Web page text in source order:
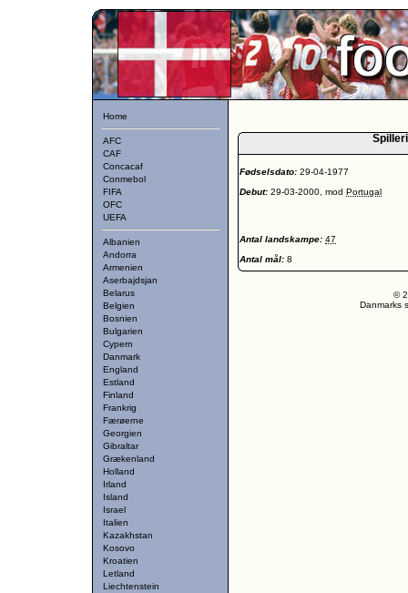
Home
AFC
CAF
Concacaf
Conmebol
FIFA
OFC
UEFA
Albanien
Andorra
Armenien
Aserbajdsjan
Belarus
Belgien
Bosnien
Bulgarien
Cypern
Danmark
England
Estland
Finland
Frankrig
Færøerne
Georgien
Gibraltar
Grækenland
Holland
Irland
Island
Israel
Italien
Kazakhstan
Kosovo
Kroatien
Letland
Liechtenstein
Fødselsdato: 29-04-1977
Debut: 29-03-2000, mod Portugal
Antal landskampe: 47
Antal mål: 8
©
Danmarks